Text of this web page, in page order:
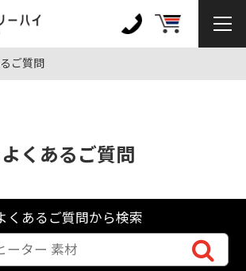
128
ご質問
よくあるご質問
くあるご質問から検索